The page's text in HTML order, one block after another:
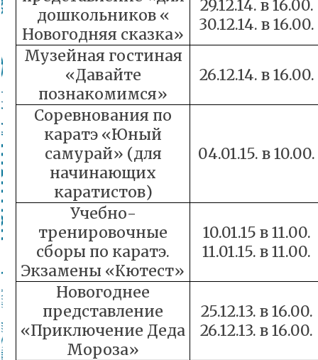
дошкольников «
Новогодняя сказка»
29.12.14. в 16.00.
30.12.14. в 16.00.
Музейная гостиная
«Давайте
познакомимся»
26.12.14. в 16.00.
Соревнования по
каратэ «Юный
самурай» (для
начинающих
каратистов)
04.01.15. в 10.00.
Учебно-
тренировочные
сборы по каратэ.
Экзамены «Кютест»
10.01.15 в 11.00.
11.01.15. в 11.00.
Новогоднее
представление
«Приключение Деда
Мороза»
25.12.13. в 16.00.
26.12.13. в 16.00.